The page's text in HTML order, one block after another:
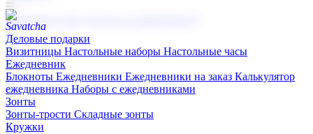
☰
Контакты
Деловые подарки
Визитницы Настольные наборы Настольные часы
Ежедневник
Блокноты Ежедневники Ежедневники на заказ Калькулятор
ежедневника Наборы с ежедневниками
Зонты
Зонты-трости Складные зонты
Кружки